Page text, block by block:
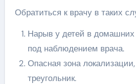
Обратиться к врачу в таких
Нарыв у детей в домашних
под наблюдением врача.
Опасная зона
треугольник.